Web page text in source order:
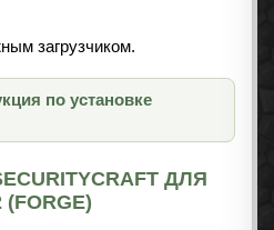
загрузчиком.
по установке
ДЛЯ